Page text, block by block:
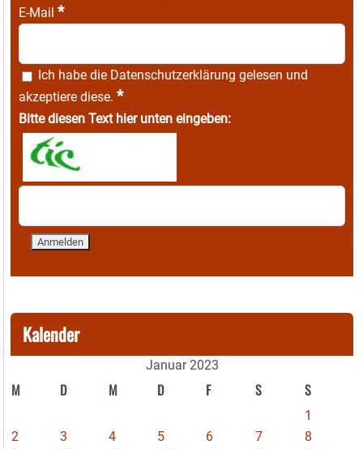
E-Mail *
Ich habe die Datenschutzerklärung gelesen und
akzeptiere diese. *
Bitte diesen Text hier unten eingeben:
Kalender
Januar 2023
M D M D F S S
1
2
3 4 5 6 7
8